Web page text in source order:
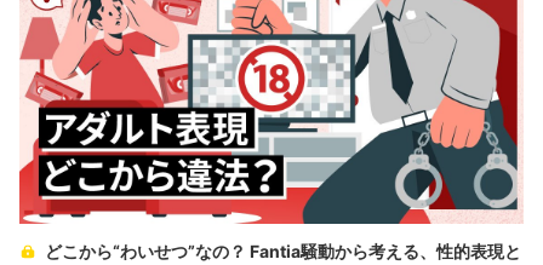
どこから“わいせつ”なの？ Fantia騒動から考える、性的表現と